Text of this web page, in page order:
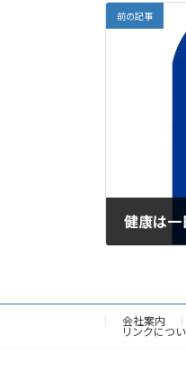
前の記事
健康は
会社案内
リンクにつ